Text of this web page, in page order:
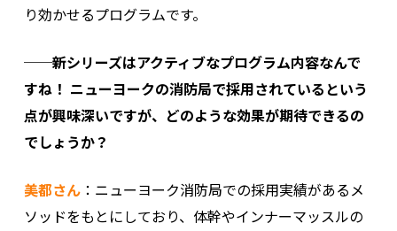
り効かせるプログラムです。
──新シリーズはアクティブなプログラム内容なんで
すね！ ニューヨークの消防局で採用されているという
点が興味深いですが、どのような効果が期待できるの
でしょうか？
美都さん：ニューヨーク消防局での採用実績があるメ
ソッドをもとにしており、体幹やインナーマッスルの